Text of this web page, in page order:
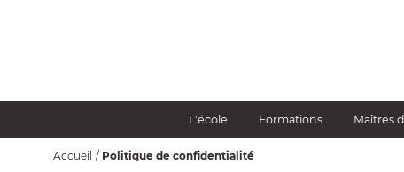
PRINCIPALE
L'école Formations Maîtres
FIL
Accueil Politique de confidentialité